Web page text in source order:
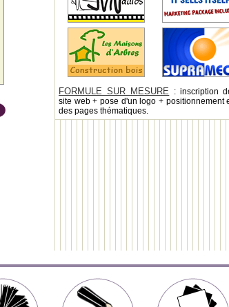
FORMULE SUR MESURE : inscription
site web + pose d'un logo + positionnement
des pages thématiques.